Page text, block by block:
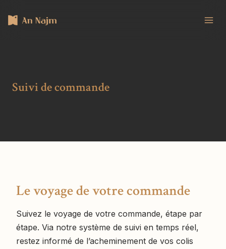
contenu
Suivi de commande
Le voyage de votre commande
Suivez le voyage de votre commande, étape par
étape. Via notre système de suivi en temps réel,
restez informé de l’acheminement de vos colis